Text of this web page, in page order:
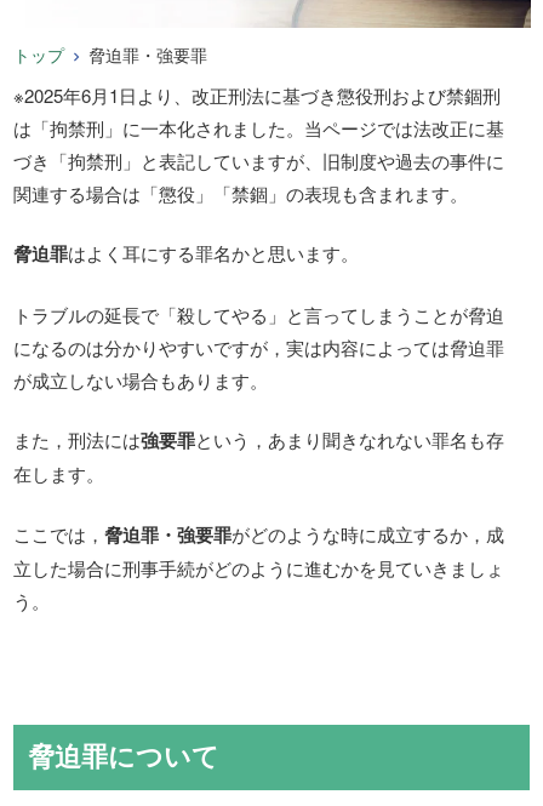
トップ 脅迫罪・強要罪
※2025年6月1日より、改正刑法に基づき懲役刑および禁錮刑
は「拘禁刑」に一本化されました。当ページでは法改正に基
づき「拘禁刑」と表記していますが、旧制度や過去の事件に
関連する場合は「懲役」「禁錮」の表現も含まれます。
脅迫罪はよく耳にする罪名かと思います。
トラブルの延長で「殺してやる」と言ってしまうことが脅迫
になるのは分かりやすいですが，実は内容によっては脅迫罪
が成立しない場合もあります。
また，刑法には強要罪という，あまり聞きなれない罪名も存
在します。
ここでは，脅迫罪・強要罪がどのような時に成立するか，成
立した場合に刑事手続がどのように進むかを見ていきましょ
う。
脅迫罪について